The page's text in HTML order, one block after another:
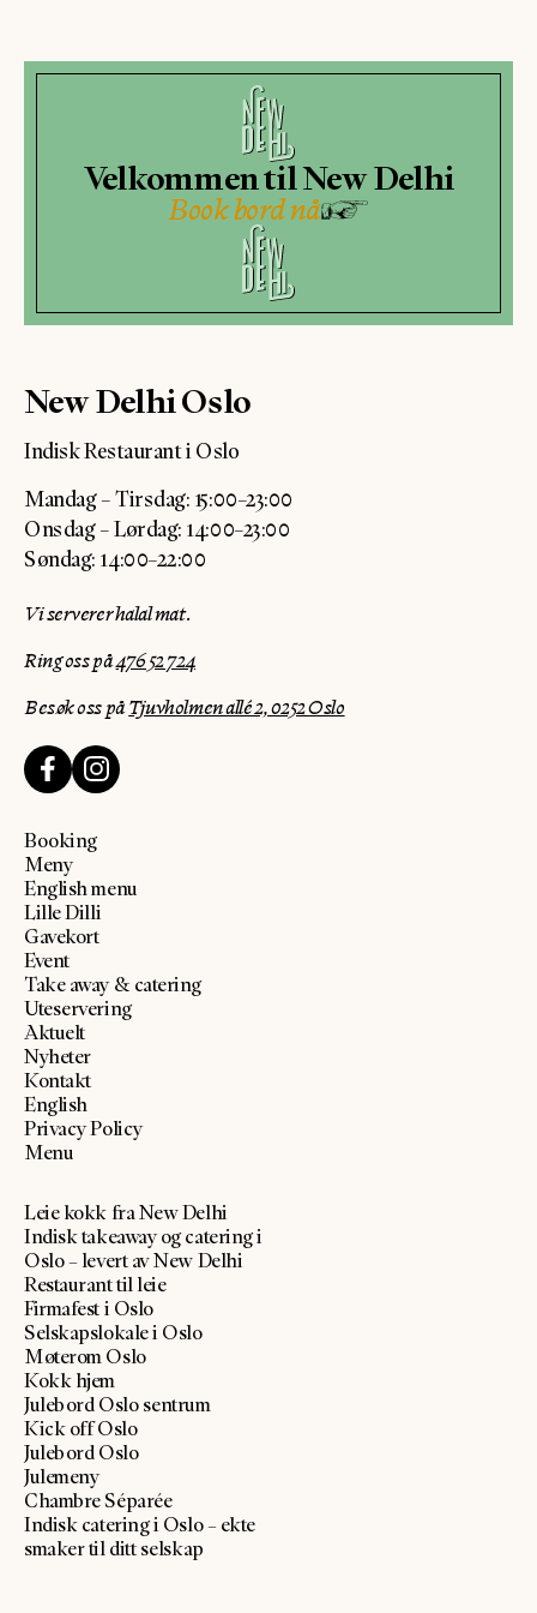
Velkommen til New Delhi
Book bord nå
New Delhi Oslo
Indisk Restaurant i Oslo
Mandag – Tirsdag: 15:00–23:00
Onsdag – Lørdag: 14:00–23:00
Søndag: 14:00–22:00
Vi serverer halal mat.
Ring oss på476 52 724
Besøk oss påTjuvholmen allé 2, 0252 Oslo
Booking
Meny
English menu
Lille Dilli
Gavekort
Event
Take away & catering
Uteservering
Aktuelt
Nyheter
Kontakt
English
Privacy Policy
Menu
Leie kokk fra New Delhi
Indisk takeaway og catering i
Oslo – levert av New Delhi
Restaurant til leie
Firmafest i Oslo
Selskapslokale i Oslo
Møterom Oslo
Kokk hjem
Julebord Oslo sentrum
Kick off Oslo
Julebord Oslo
Julemeny
Chambre Séparée
Indisk catering i Oslo – ekte
smaker til ditt selskap